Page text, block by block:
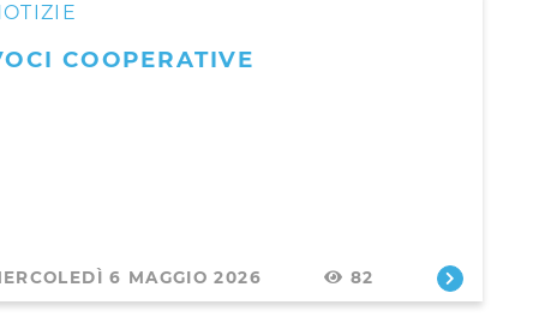
COOPERATIVE
6 MAGGIO 2026 82